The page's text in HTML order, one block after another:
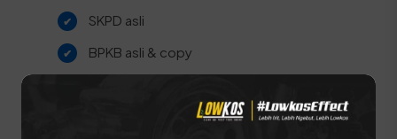
SKPD asli
BPKB asli & copy